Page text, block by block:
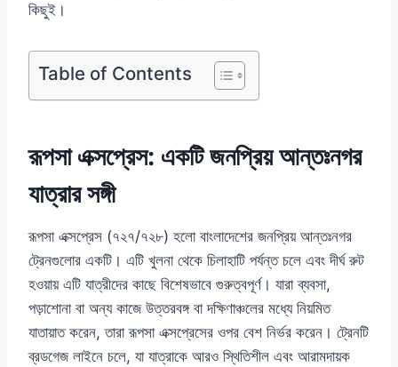
কিছুই।
Table of Contents
রূপসা এক্সপ্রেস: একটি জনপ্রিয় আন্তঃনগর
যাত্রার সঙ্গী
রূপসা এক্সপ্রেস (৭২৭/৭২৮) হলো বাংলাদেশের জনপ্রিয় আন্তঃনগর
ট্রেনগুলোর একটি। এটি খুলনা থেকে চিলাহাটি পর্যন্ত চলে এবং দীর্ঘ রুট
হওয়ায় এটি যাত্রীদের কাছে বিশেষভাবে গুরুত্বপূর্ণ। যারা ব্যবসা,
পড়াশোনা বা অন্য কাজে উত্তরবঙ্গ বা দক্ষিণাঞ্চলের মধ্যে নিয়মিত
যাতায়াত করেন, তারা রূপসা এক্সপ্রেসের ওপর বেশ নির্ভর করেন। ট্রেনটি
ব্রডগেজ লাইনে চলে, যা যাত্রাকে আরও স্থিতিশীল এবং আরামদায়ক